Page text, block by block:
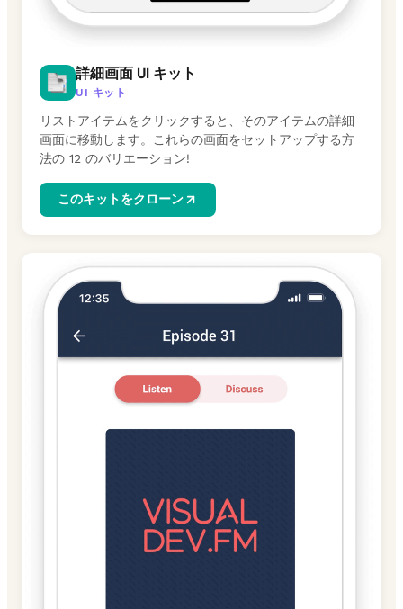
詳細画面 UI キット
UI キット
リストアイテムをクリックすると、そのアイテムの詳細
画面に移動します。これらの画面をセットアップする方
法の 12 のバリエーション!
このキットをクローン